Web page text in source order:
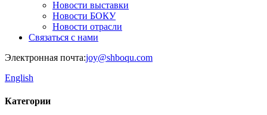
Новости выставки
Новости БОКУ
Новости отрасли
Связаться с нами
Электронная почта:joy@shboqu.com
English
Категории